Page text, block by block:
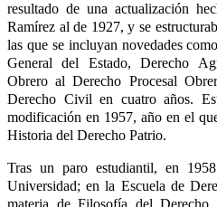
resultado de una actualización
Ramírez al de 1927, y se
las que se incluyan novedades
General del Estado, Derecho
Obrero al Derecho Procesal
Derecho Civil en cuatro años.
modificación en 1957, año en el
Historia del Derecho Patrio.
Tras un paro estudiantil, en
Universidad; en la Escuela de